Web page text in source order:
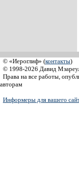
© «Иероглиф» (контакты)
© 1998-2026 Давид
Права на все работы,
авторам
Информеры для вашего